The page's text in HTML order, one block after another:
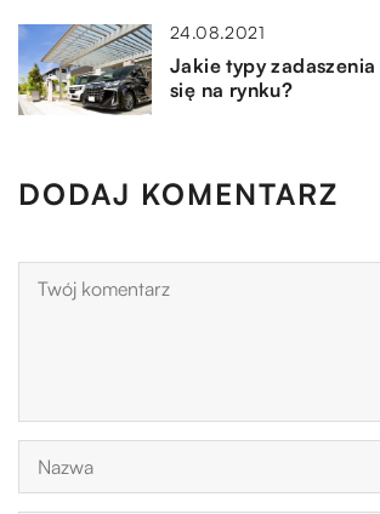
24.08.2021
Jakie typy
się na rynku?
DODAJ KOMENTARZ